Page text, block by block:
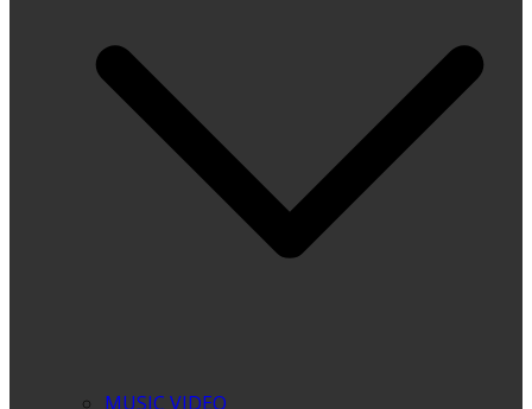
MUSIC VIDEO